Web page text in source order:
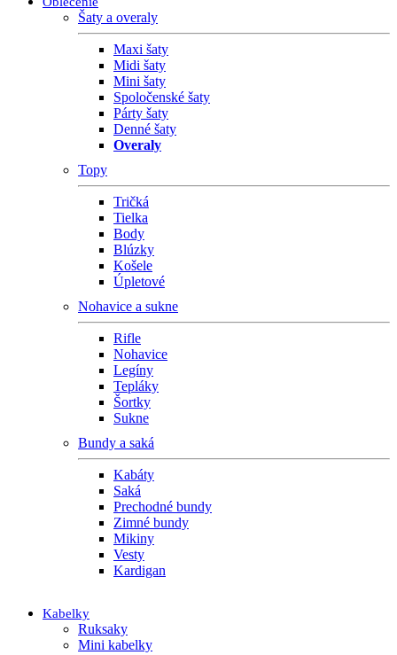
Šaty a overaly
Maxi šaty
Midi šaty
Mini šaty
Spoločenské šaty
Párty šaty
Denné šaty
Overaly
Topy
Tričká
Tielka
Body
Blúzky
Košele
Úpletové
Nohavice a sukne
Rifle
Nohavice
Legíny
Tepláky
Šortky
Sukne
Bundy a saká
Kabáty
Saká
Prechodné bundy
Zimné bundy
Mikiny
Vesty
Kardigan
Kabelky
Ruksaky
Mini kabelky